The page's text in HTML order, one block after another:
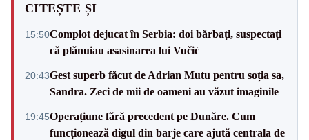
CITEȘTE ȘI
15:50Complot dejucat în Serbia: doi bărbați, suspectați
că plănuiau asasinarea lui Vučić
20:43Gest superb făcut de Adrian Mutu pentru soția sa,
Sandra. Zeci de mii de oameni au văzut imaginile
19:45Operațiune fără precedent pe Dunăre. Cum
funcționează digul din barje care ajută centrala de